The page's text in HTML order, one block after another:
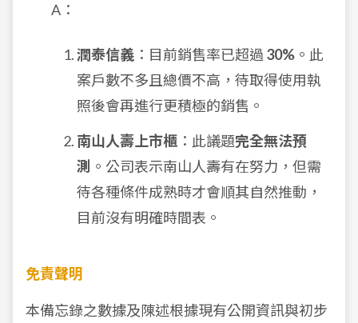
A：
潤泰信義 ：目前銷售率已超過 30% 。此
案戶數不多且總價不高，待取得使用執
照後會再進行更積極的銷售。
南山人壽上市櫃 ：此議題完全無法預
測 。公司表示南山人壽有在努力，但需
待各種條件成熟時才會順其自然推動，
目前沒有明確時間表。
免責聲明
本備忘錄之數據及陳述根據現有公開資訊與初步